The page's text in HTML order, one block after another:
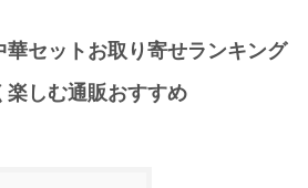
華セットお取り寄せランキング
楽しむ通販おすすめ